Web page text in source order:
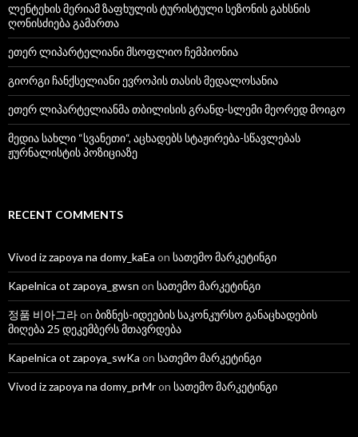
ლენტეხის მერიამ ზაფხულის ტურისტული სეზონის გახსნის
ღონისძიება გამართა
ეთერ ლიპარტელიანი მსოფლიო ჩემპიონია
გიორგი ჩანქსელიანი ევროპის თასის მედალოსანია
ეთერ ლიპარტელიანმა თბილისის გრანდ-სლემი მეორედ მოიგო
მედია სახლი “სვანეთი“, აცხადებს სტაჟირება-სწავლებას
ჟურნალისტის პოზიციაზე
RECENT COMMENTS
Vivod iz zapoya na domy_kaEa on სათემო მარკეტინგი
Kapelnica ot zapoya_gwsn on სათემო მარკეტინგი
정품 비아그라on ბიზნეს-იდეების საკონკურსო განაცხადების
მიღება 25 დეკემბერს მთავრდება
Kapelnica ot zapoya_swKa on სათემო მარკეტინგი
Vivod iz zapoya na domy_prMron სათემო მარკეტინგი